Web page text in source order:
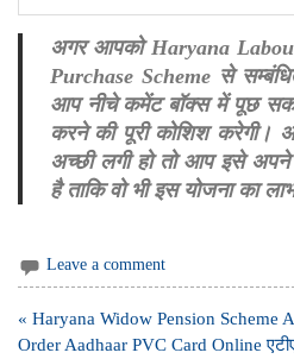
अगर आपको Haryana
Purchase Scheme से
आप नीचे कमेंट बॉक्स में पूछ
करने की पूरी कोशिश करेगी।
अच्छी लगी हो तो आप इसे
है ताकि वो भी इस योजना का
Leave a comment
Post
navigation
« Haryana Widow Pension Scheme
Order Aadhaar PVC Card Online